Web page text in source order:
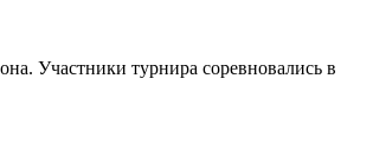
Участники турнира соревновались в